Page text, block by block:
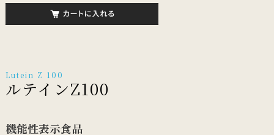
Lutein Z 100
ルテインZ100
機能性表示食品